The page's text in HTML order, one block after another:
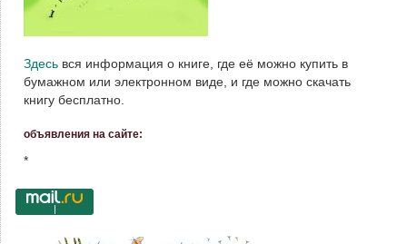
Здесь вся информация о книге, где её можно купить в
бумажном или электронном виде, и где можно скачать
книгу бесплатно.
объявления на сайте:
*